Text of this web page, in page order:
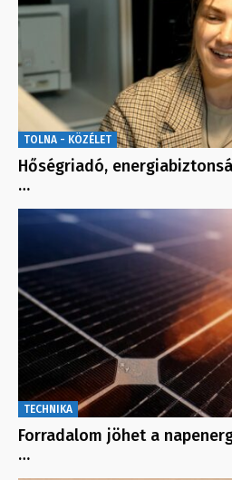
TOLNA - KÖZÉLET
Hőségriadó,
…
TECHNIKA
Forradalom jöhet a
…